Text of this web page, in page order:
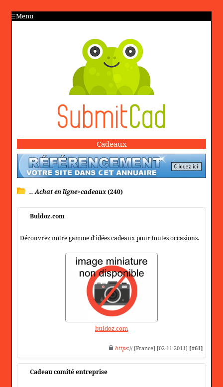
Menu
Cadeaux
.. Achat en ligne>cadeaux(240)
Buldoz.com
Découvrez notre gamme d'idées cadeaux pour toutes occasions.
buldoz.com
https:// [France] [02-11-2011] [#61]
Cadeau comité entreprise